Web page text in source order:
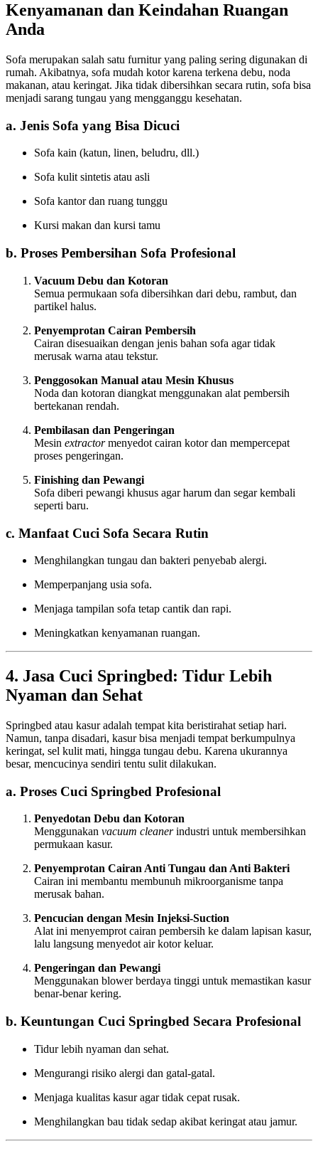
Kenyamanan dan Keindahan Ruangan
Anda
Sofa merupakan salah satu furnitur yang paling sering digunakan di
rumah. Akibatnya, sofa mudah kotor karena terkena debu, noda
makanan, atau keringat. Jika tidak dibersihkan secara rutin, sofa bisa
menjadi sarang tungau yang mengganggu kesehatan.
a. Jenis Sofa yang Bisa Dicuci
Sofa kain (katun, linen, beludru, dll.)
Sofa kulit sintetis atau asli
Sofa kantor dan ruang tunggu
Kursi makan dan kursi tamu
b. Proses Pembersihan Sofa Profesional
Vacuum Debu dan Kotoran
Semua permukaan sofa dibersihkan dari debu, rambut, dan
partikel halus.
Penyemprotan Cairan Pembersih
Cairan disesuaikan dengan jenis bahan sofa agar tidak
merusak warna atau tekstur.
Penggosokan Manual atau Mesin Khusus
Noda dan kotoran diangkat menggunakan alat pembersih
bertekanan rendah.
Pembilasan dan Pengeringan
Mesin extractormenyedot cairan kotor dan mempercepat
proses pengeringan.
Finishing dan Pewangi
Sofa diberi pewangi khusus agar harum dan segar kembali
seperti baru.
c. Manfaat Cuci Sofa Secara Rutin
Menghilangkan tungau dan bakteri penyebab alergi.
Memperpanjang usia sofa.
Menjaga tampilan sofa tetap cantik dan rapi.
Meningkatkan kenyamanan ruangan.
4. Jasa Cuci Springbed: Tidur Lebih
Nyaman dan Sehat
Springbed atau kasur adalah tempat kita beristirahat setiap hari.
Namun, tanpa disadari, kasur bisa menjadi tempat berkumpulnya
keringat, sel kulit mati, hingga tungau debu. Karena ukurannya
besar, mencucinya sendiri tentu sulit dilakukan.
a. Proses Cuci Springbed Profesional
Penyedotan Debu dan Kotoran
Menggunakan vacuum cleanerindustri untuk membersihkan
permukaan kasur.
Penyemprotan Cairan Anti Tungau dan Anti Bakteri
Cairan ini membantu membunuh mikroorganisme tanpa
merusak bahan.
Pencucian dengan Mesin Injeksi-Suction
Alat ini menyemprot cairan pembersih ke dalam lapisan kasur,
lalu langsung menyedot air kotor keluar.
Pengeringan dan Pewangi
Menggunakan blower berdaya tinggi untuk memastikan kasur
benar-benar kering.
b. Keuntungan Cuci Springbed Secara Profesional
Tidur lebih nyaman dan sehat.
Mengurangi risiko alergi dan gatal-gatal.
Menjaga kualitas kasur agar tidak cepat rusak.
Menghilangkan bau tidak sedap akibat keringat atau jamur.